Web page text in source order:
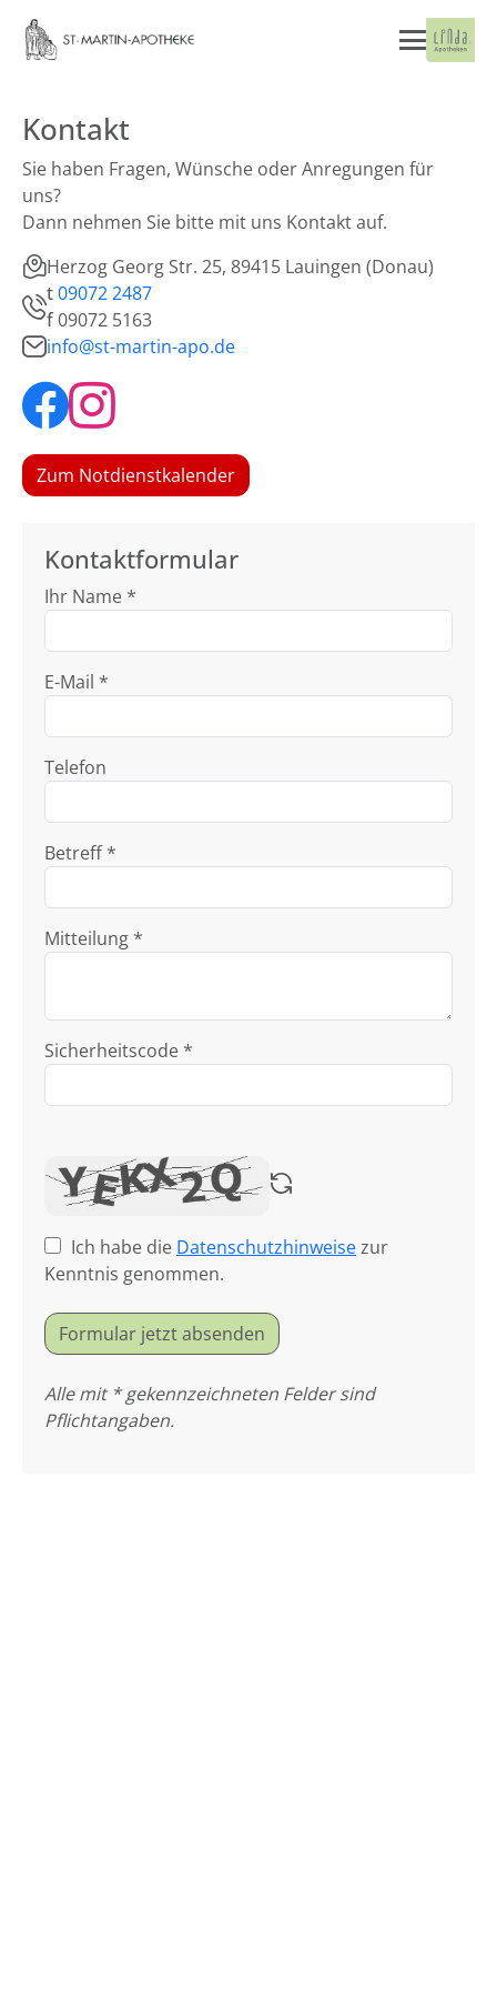
Kontakt
Sie haben Fragen, Wünsche oder Anregungen für
uns?
Dann nehmen Sie bitte mit uns Kontakt auf.
Herzog Georg Str. 25, 89415 Lauingen (Donau)
t09072 2487
f09072 5163
info@st-martin-apo.de
Zum Notdienstkalender
Kontaktformular
Ihr Name *
E-Mail *
Telefon
Betreff *
Mitteilung *
Sicherheitscode *
Ich habe die Datenschutzhinweisezur
Kenntnis genommen.
Formular jetzt absenden
Alle mit * gekennzeichneten Felder sind
Pflichtangaben.